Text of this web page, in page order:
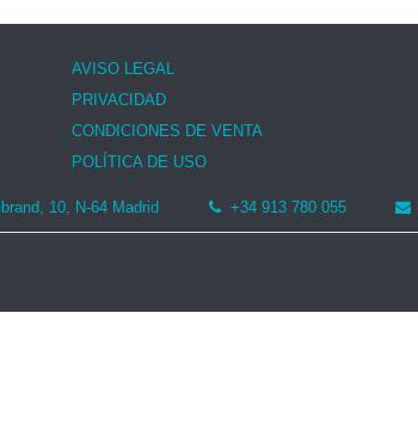
AVISO LEGAL
PRIVACIDAD
CONDICIONES DE VENTA
POLÍTICA DE USO
10, N-64 Madrid +34 913 780 055